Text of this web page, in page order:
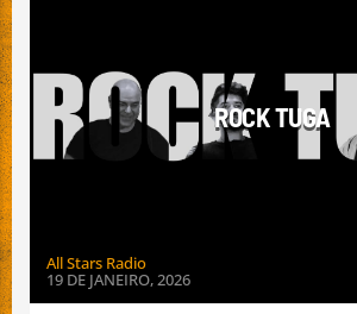
Emissão da All Stars Radio
ROCK TUGA
All Stars Radio
19 DE JANEIRO, 2026